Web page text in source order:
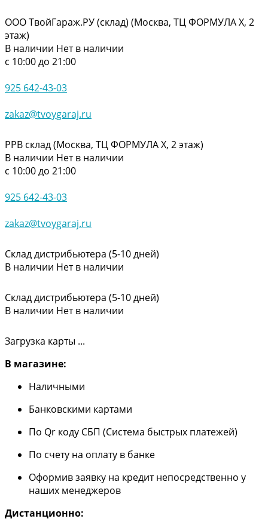
ООО ТвойГараж.РУ (склад) (Москва, ТЦ ФОРМУЛА Х, 2
этаж)
В наличии Нет в наличии
с 10:00 до 21:00
925 642-43-03
zakaz@tvoygaraj.ru
РРВ склад (Москва, ТЦ ФОРМУЛА Х, 2 этаж)
В наличии Нет в наличии
с 10:00 до 21:00
925 642-43-03
zakaz@tvoygaraj.ru
Склад дистрибьютера (5-10 дней)
В наличии Нет в наличии
Склад дистрибьютера (5-10 дней)
В наличии Нет в наличии
Загрузка карты ...
В магазине:
Наличными
Банковскими картами
По Qr коду СБП (Система быстрых платежей)
По счету на оплату в банке
Оформив заявку на кредит непосредственно у
наших менеджеров
Дистанционно: